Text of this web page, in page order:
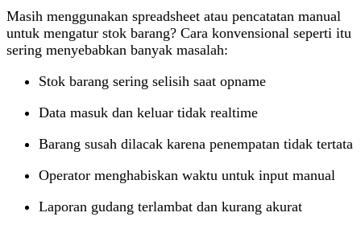
Masih menggunakan spreadsheet atau pencatatan manual
untuk mengatur stok barang? Cara konvensional seperti itu
sering menyebabkan banyak masalah:
Stok barang sering selisih saat opname
Data masuk dan keluar tidak realtime
Barang susah dilacak karena penempatan tidak tertata
Operator menghabiskan waktu untuk input manual
Laporan gudang terlambat dan kurang akurat